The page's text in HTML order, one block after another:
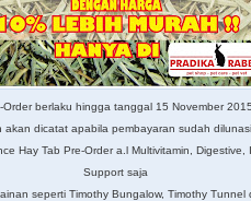
Order berlaku hingga tanggal 15 November
akan dicatat apabila pembayaran sudah
Hay Tab Pre-Order a.l Multivitamin,
Support saja
seperti Timothy Bungalow, Timothy